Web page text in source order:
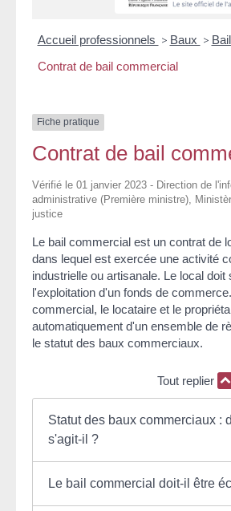
Accueil professionnels > Baux >
Contrat de bail commercial
Fiche pratique
Contrat de bail
Vérifié le 01 janvier 2023 - Direction de
administrative (Première ministre),
justice
Le bail commercial est un contrat de
dans lequel est exercée une activité
industrielle ou artisanale. Le local doit
l'exploitation d'un fonds de
commercial, le locataire et le
automatiquement d'un ensemble de
le statut des baux commerciaux.
Tout replier
Statut des baux commerciaux :
s'agit-il ?
Le bail commercial doit-il être